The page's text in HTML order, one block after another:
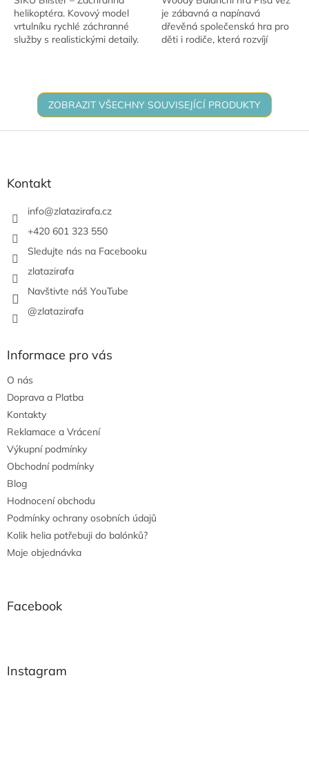
helikoptéra. Kovový model
vrtulníku rychlé záchranné
služby s realistickými detaily.
je zábavná a napínavá
dřevěná společenská hra pro
děti i rodiče, která rozvíjí
ZOBRAZIT VŠECHNY SOUVISEJÍCÍ PRODUKTY
Z
Kontakt
info@zlatazirafa.cz
+420 601 323 550
Sledujte nás na Facebooku
zlatazirafa
Navštivte náš YouTube
@zlatazirafa
Informace pro vás
O nás
Doprava a Platba
Kontakty
Reklamace a Vrácení
Výkupní podmínky
Obchodní podmínky
Blog
Hodnocení obchodu
Podmínky ochrany osobních údajů
Kolik helia potřebuji do balónků?
Moje objednávka
Facebook
Instagram